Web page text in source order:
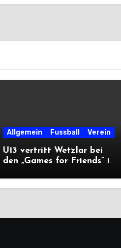
Allgemein Fussball Verein
U13 vertritt Wetzlar bei
den „Games for Friends“ in